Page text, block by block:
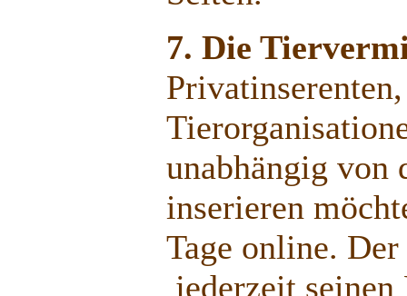
7. Die
unabhängig von
inserieren
Tage online.
jederzeit